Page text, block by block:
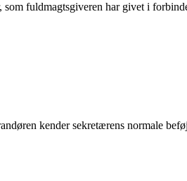
fuldmagtsgiveren har givet i
kender sekretærens normale